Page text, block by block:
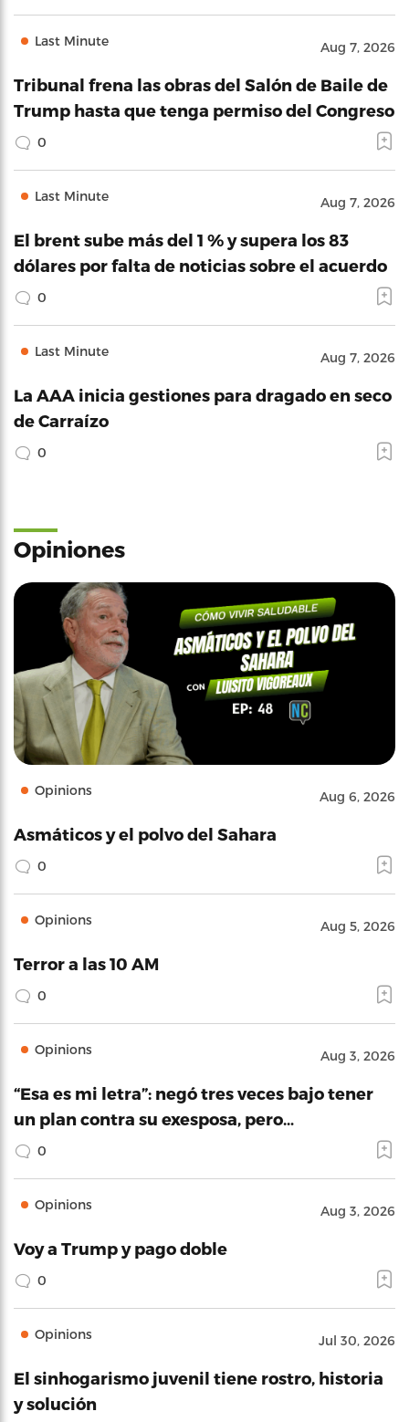
Last Minute Aug 7, 2026
Tribunal frena las obras del Salón de Baile de
Trump hasta que tenga permiso del Congreso
0
Last Minute Aug 7, 2026
El brent sube más del 1 % y supera los 83
dólares por falta de noticias sobre el acuerdo
0
Last Minute Aug 7, 2026
La AAA inicia gestiones para dragado en seco
de Carraízo
0
Opiniones
Opinions Aug 6, 2026
Asmáticos y el polvo del Sahara
0
Opinions Aug 5, 2026
Terror a las 10 AM
0
Opinions Aug 3, 2026
“Esa es mi letra”: negó tres veces bajo tener
un plan contra su exesposa, pero…
0
Opinions Aug 3, 2026
Voy a Trump y pago doble
0
Opinions Jul 30, 2026
El sinhogarismo juvenil tiene rostro, historia
y solución